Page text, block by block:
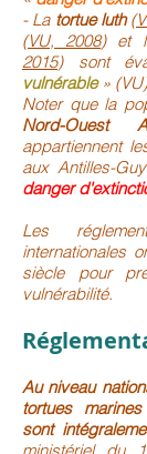
- La tortue luth(
(VU, 2008) et
2015) sont
vulnérable »
Noter que la
Nord-Ouest
appartiennent
aux Antilles-
danger
Les
internationales
siècle pour
vulnérabilité.
Au niveau
tortues
sont